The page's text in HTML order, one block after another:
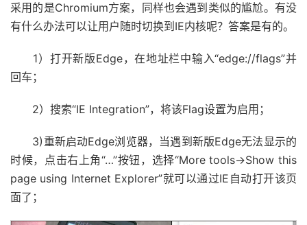
采用的是Chromium方案，同样也会遇到类似的尴尬。有没
有什么办法可以让用户随时切换到IE内核呢？答案是有的。
1）打开新版Edge，在地址栏中输入“edge://flags”并
回车；
2）搜索“IE Integration”，将该Flag设置为启用；
3)重新启动Edge浏览器，当遇到新版Edge无法显示的
时候，点击右上角“…”按钮，选择“More tools→Show this
page using Internet Explorer”就可以通过IE自动打开该页
面了；